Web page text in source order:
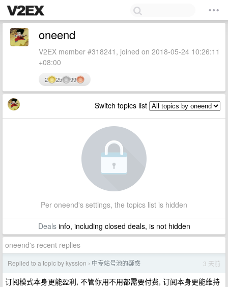
oneend
V2EX member #318241, joined on 2018-05-24 10:26:11
+08:00
2 25 99
Switch topics list
Per oneend's settings, the topics list is hidden
Dealsinfo, including closed deals, is not hidden
oneend's recent replies
Replied to a topic by kyssion › 中专站号池的疑惑 3 天前
订阅模式本身更能盈利, 不管你用不用都需要付费, 订阅本身更能维持